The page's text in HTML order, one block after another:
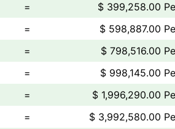
=
$ 399,258.00
=
$ 598,887.00
=
$ 798,516.00
=
$ 998,145.00
=
$ 1,996,290.00
= $ 3,992,580.00